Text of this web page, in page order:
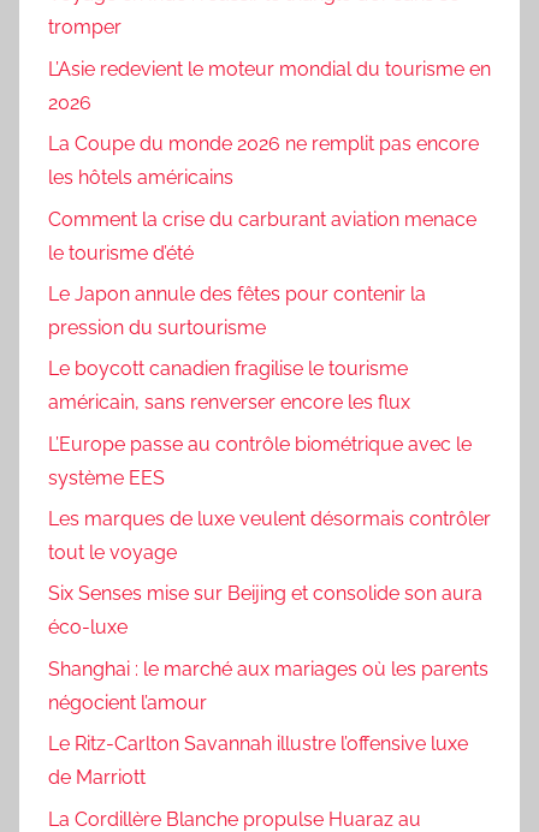
tromper
L’Asie redevient le moteur mondial du tourisme en
2026
La Coupe du monde 2026 ne remplit pas encore
les hôtels américains
Comment la crise du carburant aviation menace
le tourisme d’été
Le Japon annule des fêtes pour contenir la
pression du surtourisme
Le boycott canadien fragilise le tourisme
américain, sans renverser encore les flux
L’Europe passe au contrôle biométrique avec le
système EES
Les marques de luxe veulent désormais contrôler
tout le voyage
Six Senses mise sur Beijing et consolide son aura
éco-luxe
Shanghai : le marché aux mariages où les parents
négocient l’amour
Le Ritz-Carlton Savannah illustre l’offensive luxe
de Marriott
La Cordillère Blanche propulse Huaraz au